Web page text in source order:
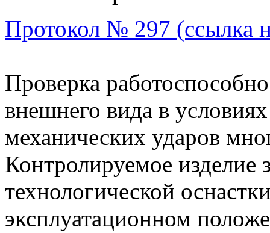
Протокол № 297 (ссылка
Проверка
внешнего вида в
механических ударов
Контролируемое
технологической
эксплуатационном